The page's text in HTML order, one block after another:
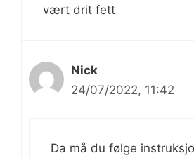
vært drit fett
Nick
24/07/2022, 11:42
Da må du følge